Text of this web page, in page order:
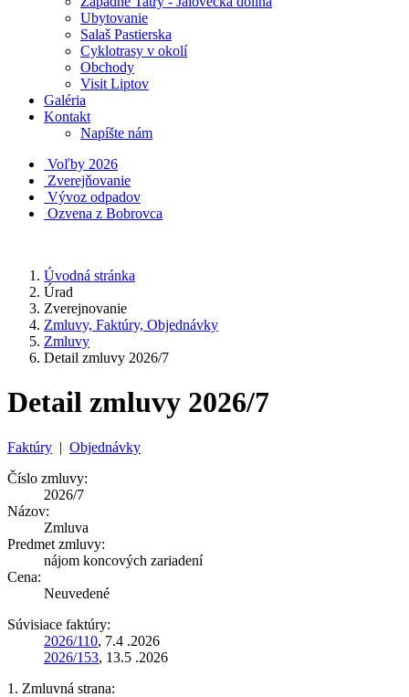
Ubytovanie
Salaš Pastierska
Cyklotrasy v okolí
Obchody
Visit Liptov
Galéria
Kontakt
Napíšte nám
Voľby 2026
Zverejňovanie
Vývoz odpadov
Ozvena z Bobrovca
Úvodná stránka
Úrad
Zverejnovanie
Zmluvy, Faktúry, Objednávky
Zmluvy
Detail zmluvy 2026/7
Detail zmluvy 2026/7
Faktúry | Objednávky
Číslo zmluvy:
2026/7
Názov:
Zmluva
Predmet zmluvy:
nájom koncových zariadení
Cena:
Neuvedené
Súvisiace faktúry:
2026/110, 7.4 .2026
2026/153, 13.5 .2026
1. Zmluvná strana: